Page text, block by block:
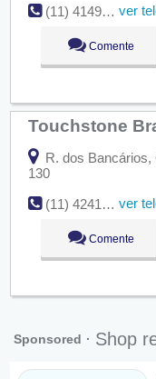
(11) 4149-7393
ver
Comente
Touchstone
R. dos
130
(11) 4241-6820
ver
Comente